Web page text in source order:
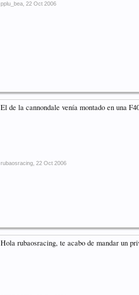
pplu_bea 22 Oct 2006
El de la cannondale venía montado en una
rubaosracing 22 Oct 2006
Hola rubaosracing, te acabo de mandar un